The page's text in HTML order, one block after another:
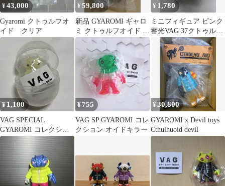
¥43,000
Gyaromi クトゥルフオ
イド クリア
¥59,800
新品 GYAROMI ギャロ
ミ クトゥルフオイド イ
ンディーズソフビ
¥ 1,780
ミニフィギュア ピンク
蓄光VAG 37クトゥルフ
オイド GYAROMI
¥ 1,100
VAG SPECIAL
GYAROMI コレクショ
ン 玉藻オイド 蓄光 未
¥ 755
VAG SP GYAROMI コレ
クション オイドキラー
¥30,800
GYAROMI x Devil toys
Cthulhuoid devil